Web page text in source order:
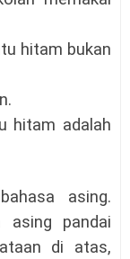
hitam bukan
hitam adalah
asing.
asing pandai
di atas,